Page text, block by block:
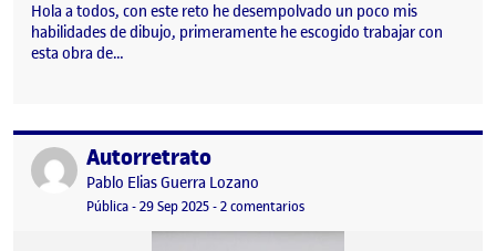
Hola a todos, con este reto he desempolvado un poco mis
habilidades de dibujo, primeramente he escogido trabajar con
esta obra de…
Publicado porAutorretrato
Publicado por
Pablo Elias Guerra Lozano
Visibilidad:
Pública-Fecha de publicación
29 Sep 2025-2 comentariosen Autorretrato